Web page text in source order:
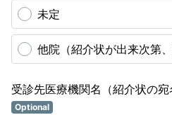
未定
他院（紹介状が出来次第
受診先医療機関名（紹介状の宛
Optional